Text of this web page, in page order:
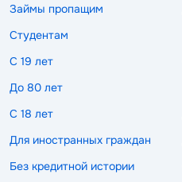
Займы пропащим
Студентам
С 19 лет
До 80 лет
С 18 лет
Для иностранных граждан
Без кредитной истории